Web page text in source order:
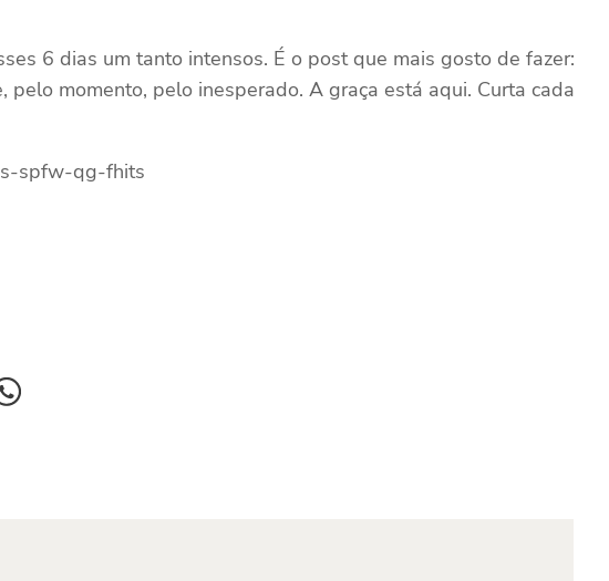
6 dias um tanto intensos. É o post que mais gosto de fazer:
momento, pelo inesperado. A graça está aqui. Curta cada